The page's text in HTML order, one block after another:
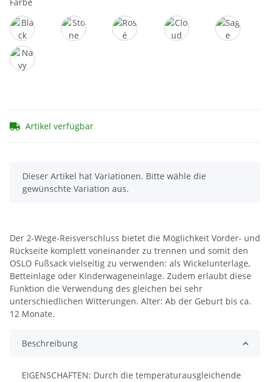
Black
Artikel verfügbar
x
Dieser Artikel hat Variationen. Bitte wähle die
gewünschte Variation aus.
Der 2-Wege-Reisverschluss bietet die Möglichkeit Vorder- und
Rückseite komplett voneinander zu trennen und somit den
OSLO Fußsack vielseitig zu verwenden: als Wickelunterlage,
Betteinlage oder Kinderwageneinlage. Zudem erlaubt diese
Funktion die Verwendung des gleichen bei sehr
unterschiedlichen Witterungen. Alter: Ab der Geburt bis ca.
12 Monate.
Beschreibung
EIGENSCHAFTEN: Durch die temperaturausgleichende